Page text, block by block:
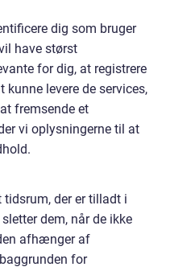
dig som bruger
have størst
for dig, at registrere
levere de services,
fremsende et
vi oplysningerne til at
tidsrum, der er tilladt i
dem, når de ikke
afhænger af
for